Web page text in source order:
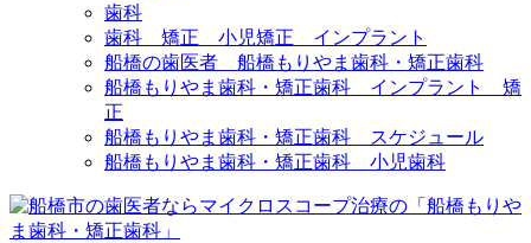
歯科
歯科 矯正 小児矯正 インプラント
船橋の歯医者 船橋もりやま歯科・矯正歯科
船橋もりやま歯科・矯正歯科 インプラント 矯
正
船橋もりやま歯科・矯正歯科 スケジュール
船橋もりやま歯科・矯正歯科 小児歯科